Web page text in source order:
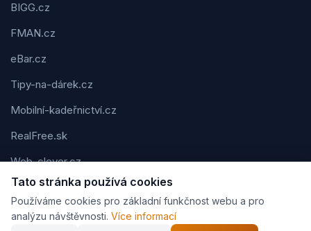
BIGG.cz
FMAN.cz
eBar.cz
Tipy-na-dárek.cz
Mobilní-kadeřnictví.cz
RealFree.sk
Web-clever.cz
Kvízov.cz
Karavaning.net
Tato stránka používá cookies
Používáme cookies pro základní funkčnost webu a pro
analýzu návštěvnosti. Více informací